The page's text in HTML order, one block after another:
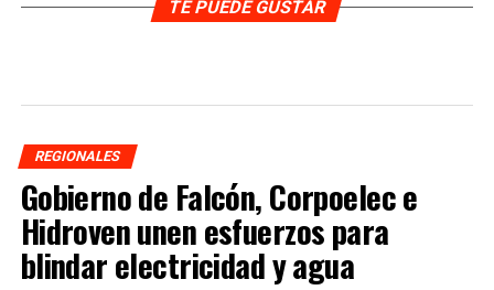
TE PUEDE GUSTAR
REGIONALES
Gobierno de Falcón, Corpoelec e
Hidroven unen esfuerzos para
blindar electricidad y agua